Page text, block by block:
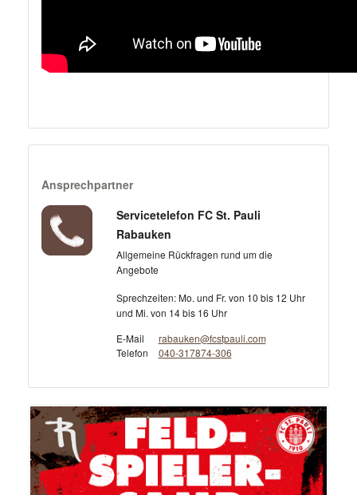
Ansprechpartner
Servicetelefon FC St. Pauli
Rabauken
Allgemeine Rückfragen rund um die
Angebote
Sprechzeiten: Mo. und Fr. von 10 bis 12 Uhr
und Mi. von 14 bis 16 Uhr
E-Mail
rabauken@fcstpauli.com
Telefon
040-317874-306